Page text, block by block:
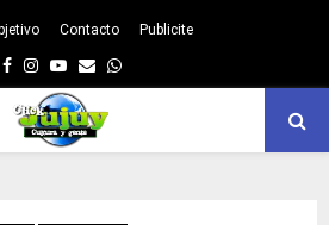
Contacto Publicite
Facebook
Instagram
Youtube
EmailWhatsapp